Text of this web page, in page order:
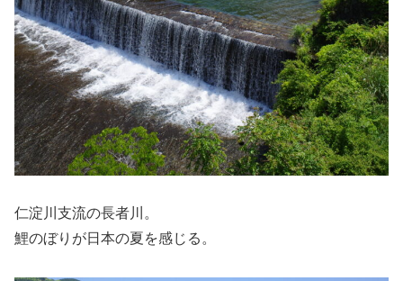
仁淀川支流の長者川。
鯉のぼりが日本の夏を感じる。